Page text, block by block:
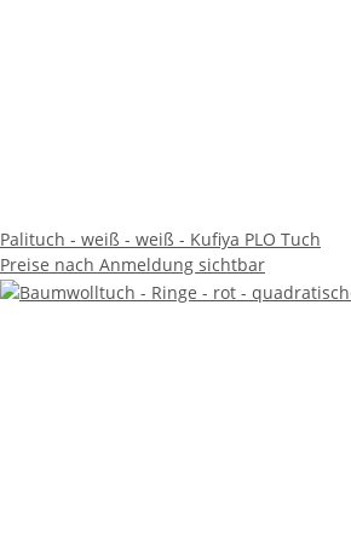
Palituch - weiß - weiß - Kufiya PLO Tuch
Preise nach Anmeldung sichtbar